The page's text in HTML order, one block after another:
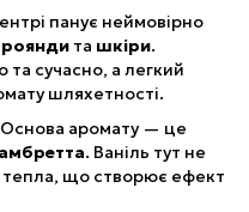
панує неймовірно
та шкіри.
та сучасно, а легкий
шляхетності.
Основа аромату — це
амбретта. Ваніль тут не
тепла, що створює ефект